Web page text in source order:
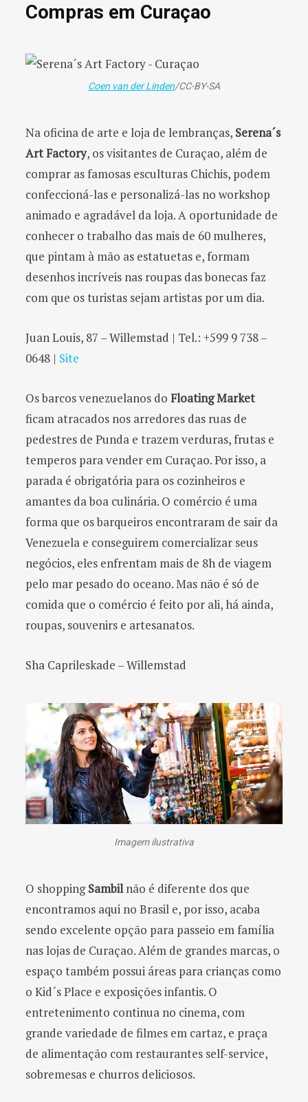
Compras em Curaçao
Coen van der Linden/CC-BY-SA
Na oficina de arte e loja de lembranças, Serena´s
Art Factory, os visitantes de Curaçao, além de
comprar as famosas esculturas Chichis, podem
confeccioná-las e personalizá-las no workshop
animado e agradável da loja. A oportunidade de
conhecer o trabalho das mais de 60 mulheres,
que pintam à mão as estatuetas e, formam
desenhos incríveis nas roupas das bonecas faz
com que os turistas sejam artistas por um dia.
Juan Louis, 87 – Willemstad | Tel.: +599 9 738 –
0648 | Site
Os barcos venezuelanos do Floating Market
ficam atracados nos arredores das ruas de
pedestres de Punda e trazem verduras, frutas e
temperos para vender em Curaçao. Por isso, a
parada é obrigatória para os cozinheiros e
amantes da boa culinária. O comércio é uma
forma que os barqueiros encontraram de sair da
Venezuela e conseguirem comercializar seus
negócios, eles enfrentam mais de 8h de viagem
pelo mar pesado do oceano. Mas não é só de
comida que o comércio é feito por ali, há ainda,
roupas, souvenirs e artesanatos.
Sha Caprileskade – Willemstad
Imagem ilustrativa
O shoppingSambilnão é diferente dos que
encontramos aqui no Brasil e, por isso, acaba
sendo excelente opção para passeio em família
nas lojas de Curaçao. Além de grandes marcas, o
espaço também possui áreas para crianças como
o Kid´s Place e exposições infantis. O
entretenimento continua no cinema, com
grande variedade de filmes em cartaz, e praça
de alimentação com restaurantes self-service,
sobremesas e churros deliciosos.